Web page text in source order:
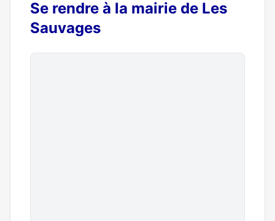
Se rendre à la mairie de Les
Sauvages